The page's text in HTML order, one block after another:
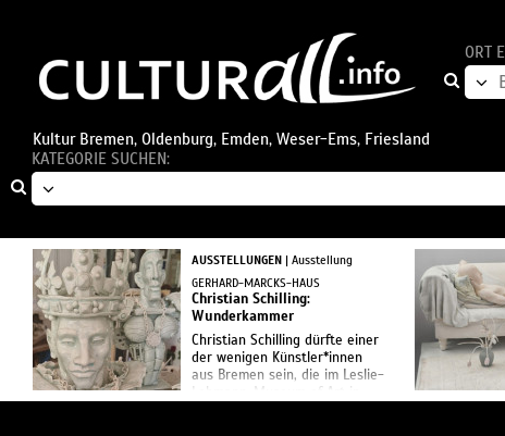
ORT
Kultur Bremen, Oldenburg, Emden, Weser-Ems, Friesland
KATEGORIE SUCHEN:
AUSSTELLUNGEN | Ausstellung
GERHARD-MARCKS-HAUS
Christian Schilling:
Wunderkammer
Christian Schilling dürfte einer
der wenigen Künstler*innen
aus Bremen sein, die im Leslie-
Lohmann-Museum of Art in